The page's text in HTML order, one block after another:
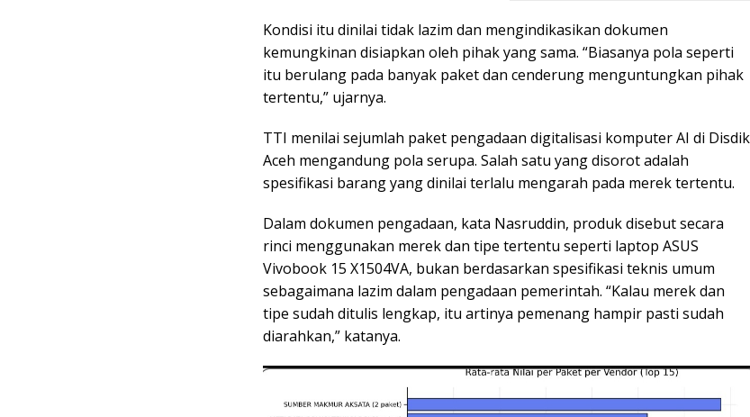
Kondisi itu dinilai tidak lazim dan mengindikasikan dokumen
kemungkinan disiapkan oleh pihak yang sama. “Biasanya pola seperti
itu berulang pada banyak paket dan cenderung menguntungkan pihak
tertentu,” ujarnya.
TTI menilai sejumlah paket pengadaan digitalisasi komputer AI di Disdik
Aceh mengandung pola serupa. Salah satu yang disorot adalah
spesifikasi barang yang dinilai terlalu mengarah pada merek tertentu.
Dalam dokumen pengadaan, kata Nasruddin, produk disebut secara
rinci menggunakan merek dan tipe tertentu seperti laptop ASUS
Vivobook 15 X1504VA, bukan berdasarkan spesifikasi teknis umum
sebagaimana lazim dalam pengadaan pemerintah. “Kalau merek dan
tipe sudah ditulis lengkap, itu artinya pemenang hampir pasti sudah
diarahkan,” katanya.